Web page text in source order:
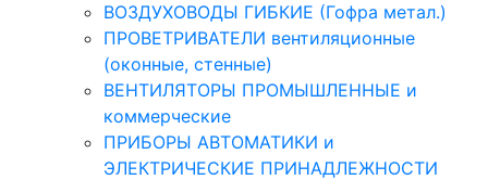
ВОЗДУХОВОДЫ ГИБКИЕ (Гофра метал.)
ПРОВЕТРИВАТЕЛИ вентиляционные
(оконные, стенные)
ВЕНТИЛЯТОРЫ ПРОМЫШЛЕННЫЕ и
коммерческие
ПРИБОРЫ АВТОМАТИКИ и
ЭЛЕКТРИЧЕСКИЕ ПРИНАДЛЕЖНОСТИ